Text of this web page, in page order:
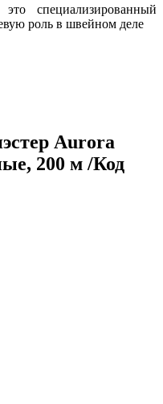
специализированный
роль в швейном деле
Aurora
200 м /Код